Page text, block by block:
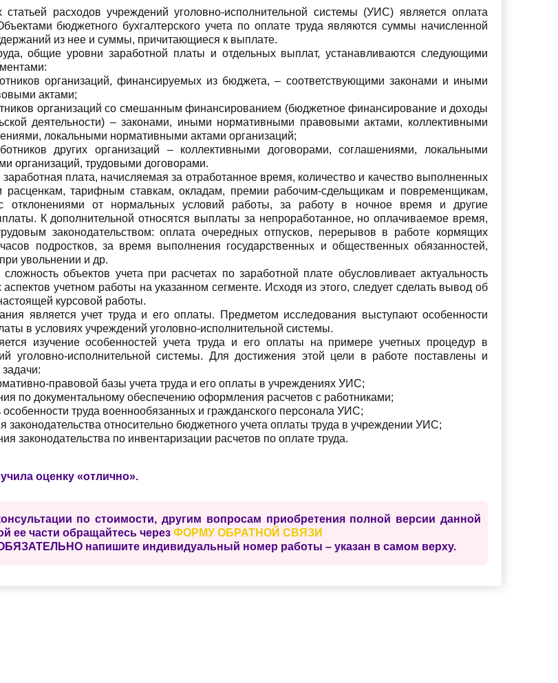
расходов учреждений уголовно-исполнительной системы (УИС) является оплата
бюджетного бухгалтерского учета по оплате труда являются суммы начисленной
из нее и суммы, причитающиеся к выплате.
общие уровни заработной платы и отдельных выплат, устанавливаются следующими
организаций, финансируемых из бюджета, – соответствующими законами и иными
актами;
организаций со смешанным финансированием (бюджетное финансирование и доходы
деятельности) – законами, иными нормативными правовыми актами, коллективными
локальными нормативными актами организаций;
других организаций – коллективными договорами, соглашениями, локальными
организаций, трудовыми договорами.
плата, начисляемая за отработанное время, количество и качество выполненных
расценкам, тарифным ставкам, окладам, премии рабочим-сдельщикам и повременщикам,
отклонениями от нормальных условий работы, за работу в ночное время и другие
К дополнительной относятся выплаты за непроработанное, но оплачиваемое время,
законодательством: оплата очередных отпусков, перерывов в работе кормящих
подростков, за время выполнения государственных и общественных обязанностей,
увольнении и др.
объектов учета при расчетах по заработной плате обусловливает актуальность
учетном работы на указанном сегменте. Исходя из этого, следует сделать вывод об
курсовой работы.
является учет труда и его оплаты. Предметом исследования выступают особенности
в условиях учреждений уголовно-исполнительной системы.
изучение особенностей учета труда и его оплаты на примере учетных процедур в
уголовно-исполнительной системы. Для достижения этой цели в работе поставлены и
правовой базы учета труда и его оплаты в учреждениях УИС;
по документальному обеспечению оформления расчетов с работниками;
особенности труда военнообязанных и гражданского персонала УИС;
законодательства относительно бюджетного учета оплаты труда в учреждении УИС;
законодательства по инвентаризации расчетов по оплате труда.
оценку «отлично».
по стоимости, другим вопросам приобретения полной версии данной
ее части обращайтесь через ФОРМУ ОБРАТНОЙ СВЯЗИ
напишите индивидуальный номер работы – указан в самом верху.